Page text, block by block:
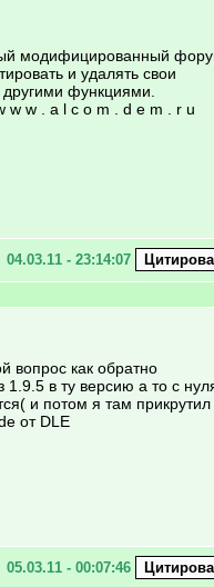
модифицированный
и удалять свои
функциями.
w w . a l c o m . d e m . r u
04.03.11 - 23:14:07
вопрос как обратно
1.9.5 в ту версию а то с
и потом я там прикрутил
от DLE
05.03.11 - 00:07:46